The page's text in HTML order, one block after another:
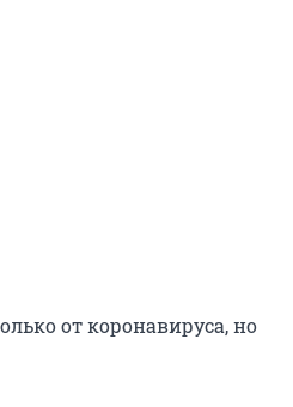
от коронавируса, но